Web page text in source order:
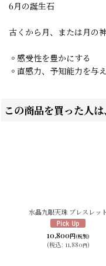
6月の誕生石
古くから月、または月の
◦感受性を豊かにする
◦直感力、予知能力を与
この商品を買った人
水晶九眼天珠 ブレスレット
10,800円(税別)
(税込: 11,880円)